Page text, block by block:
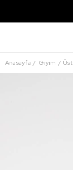
Anasayfa Giyim Üst